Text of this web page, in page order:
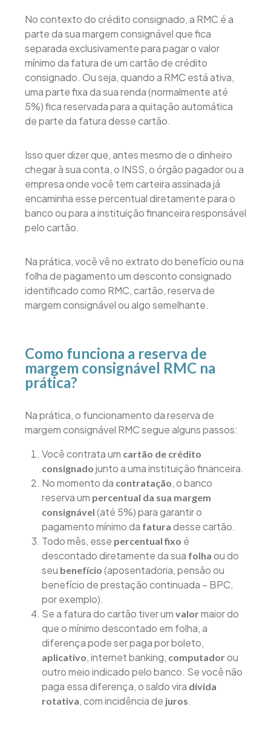
No contexto do crédito consignado, a RMC é a
parte da sua margem consignável que fica
separada exclusivamente para pagar o valor
mínimo da fatura de um cartão de crédito
consignado. Ou seja, quando a RMC está ativa,
uma parte fixa da sua renda (normalmente até
5%) fica reservada para a quitação automática
de parte da fatura desse cartão.
Isso quer dizer que, antes mesmo de o dinheiro
chegar à sua conta, o INSS, o órgão pagador ou a
empresa onde você tem carteira assinada já
encaminha esse percentual diretamente para o
banco ou para a instituição financeira responsável
pelo cartão.
Na prática, você vê no extrato do benefício ou na
folha de pagamento um desconto consignado
identificado como RMC, cartão, reserva de
margem consignável ou algo semelhante.
Como funciona a reserva de
margem consignável RMC na
prática?
Na prática, o funcionamento da reserva de
margem consignável RMC segue alguns passos:
Você contrata um cartão de crédito
consignado junto a uma instituição financeira.
No momento da contratação, o banco
reserva um percentual da sua margem
consignável (até 5%) para garantir o
pagamento mínimo da fatura desse cartão.
Todo mês, esse percentual fixo é
descontado diretamente da sua folha ou do
seu benefício (aposentadoria, pensão ou
benefício de prestação continuada – BPC,
por exemplo).
Se a fatura do cartão tiver um valormaior do
que o mínimo descontado em folha, a
diferença pode ser paga por boleto,
aplicativo, internet banking, computadorou
outro meio indicado pelo banco. Se você não
paga essa diferença, o saldo vira dívida
rotativa, com incidência de juros.